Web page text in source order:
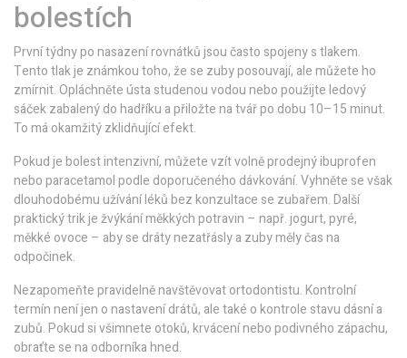
bolestích
První týdny po nasazení rovnátků jsou často spojeny s tlakem.
Tento tlak je známkou toho, že se zuby posouvají, ale můžete ho
zmírnit. Opláchněte ústa studenou vodou nebo použijte ledový
sáček zabalený do hadříku a přiložte na tvář po dobu 10–15 minut.
To má okamžitý zklidňující efekt.
Pokud je bolest intenzivní, můžete vzít volně prodejný ibuprofen
nebo paracetamol podle doporučeného dávkování. Vyhněte se však
dlouhodobému užívání léků bez konzultace se zubařem. Další
praktický trik je žvýkání měkkých potravin – např. jogurt, pyré,
měkké ovoce – aby se dráty nezatřásly a zuby měly čas na
odpočinek.
Nezapomeňte pravidelně navštěvovat ortodontistu. Kontrolní
termín není jen o nastavení drátů, ale také o kontrole stavu dásní a
zubů. Pokud si všimnete otoků, krvácení nebo podivného zápachu,
obraťte se na odborníka hned.